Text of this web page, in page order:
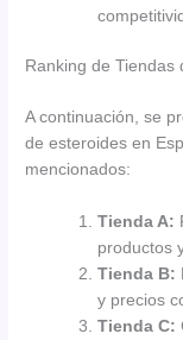
Ranking de Tiendas
A continuación, se
de esteroides en
mencionados:
Tienda A:
productos
Tienda B:
y precios
Tienda C: